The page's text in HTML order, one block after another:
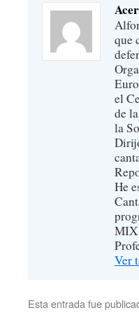
que
el
de
la
He
MIX
Ver
Esta entrada fue